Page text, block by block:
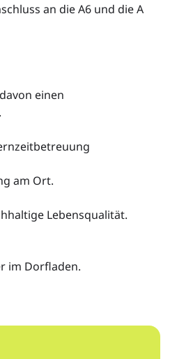
an die A6 und die A
einen
am Ort.
Lebensqualität.
im Dorfladen.